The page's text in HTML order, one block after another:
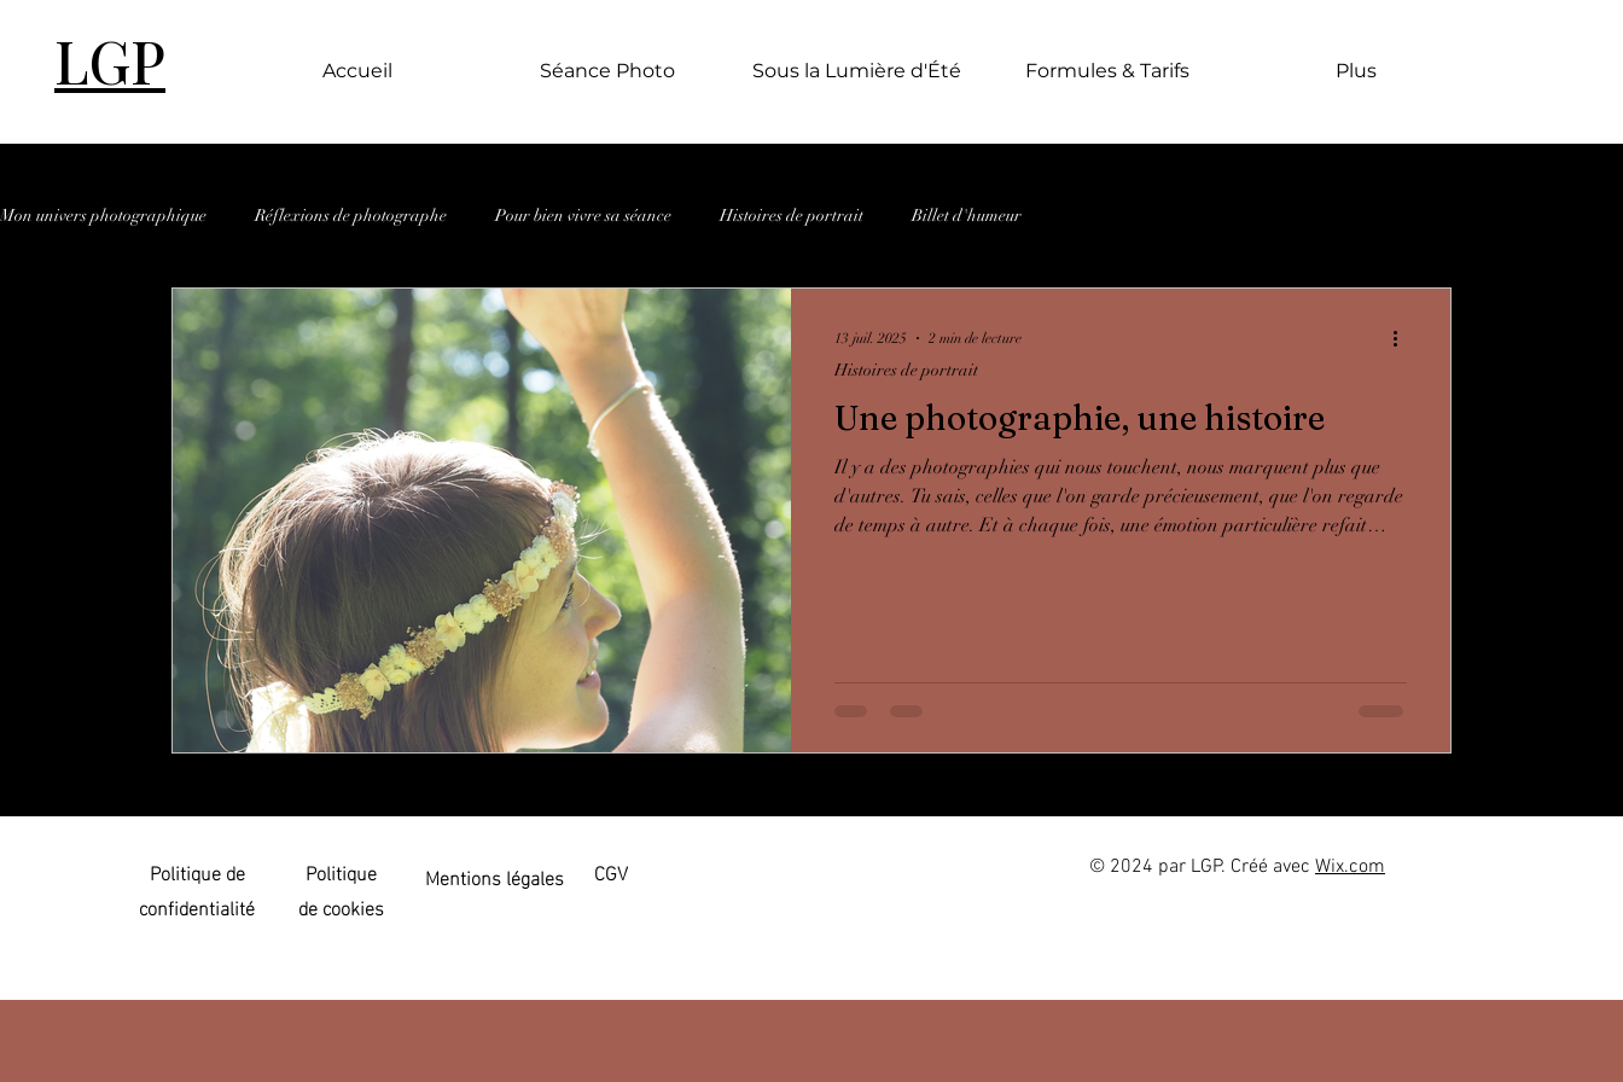
LGP Accueil Séance Photo Sous la Lumière d'Été Formules & Tarifs Plus
Mon univers photographique Réflexions de photographe Pour bien vivre sa séance Histoires de portrait Billet d'humeur
Une photographie, une histoire
Il y a des photographies qui nous touchent, nous marquent plus que
d'autres. Tu sais, celles que l'on garde précieusement, que l'on regarde
de temps à autre. Et à chaque fois, une émotion particulière refait
Histoires de portrait
13 juil. 2025 2 min de lecture
Politique de
confidentialité
Politique
de cookies
Mentions légales CGV © 2024 par LGP. Créé avec Wix.com